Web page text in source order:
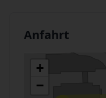
Anfahrt
+
−